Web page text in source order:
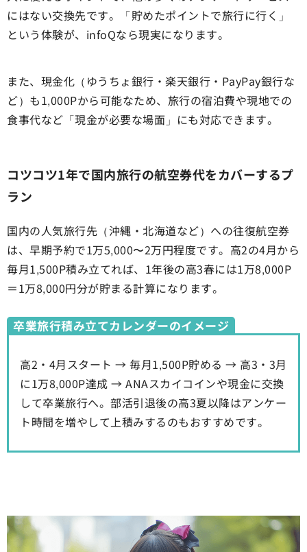
にはない交換先です。「貯めたポイントで旅行に行く」
という体験が、infoQなら現実になります。
また、現金化（ゆうちょ銀行・楽天銀行・PayPay銀行な
ど）も1,000Pから可能なため、旅行の宿泊費や現地での
食事代など「現金が必要な場面」にも対応できます。
コツコツ1年で国内旅行の航空券代をカバーするプ
ラン
国内の人気旅行先（沖縄・北海道など）への往復航空券
は、早期予約で1万5,000〜2万円程度です。高2の4月から
毎月1,500P積み立てれば、1年後の高3春には1万8,000P
＝1万8,000円分が貯まる計算になります。
卒業旅行積み立てカレンダーのイメージ
高2・4月スタート → 毎月1,500P貯める → 高3・3月
に1万8,000P達成 → ANAスカイコインや現金に交換
して卒業旅行へ。部活引退後の高3夏以降はアンケー
ト時間を増やして上積みするのもおすすめです。